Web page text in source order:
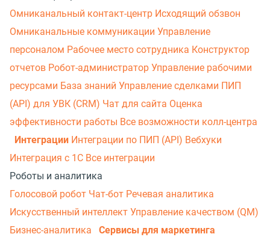
Омниканальный контакт-центр Исходящий обзвон
Омниканальные коммуникации Управление
персоналом Рабочее место сотрудника Конструктор
отчетов Робот-администратор Управление рабочими
ресурсами База знаний Управление сделками ПИП
(API) для УВК (CRM) Чат для сайта Оценка
эффективности работы Все возможности колл-центра
Интеграции Интеграции по ПИП (API) Вебхуки
Интеграция с 1С Все интеграции
Роботы и аналитика
Голосовой робот Чат-бот Речевая аналитика
Искусственный интеллект Управление качеством (QM)
Бизнес-аналитика
Сервисы для маркетинга